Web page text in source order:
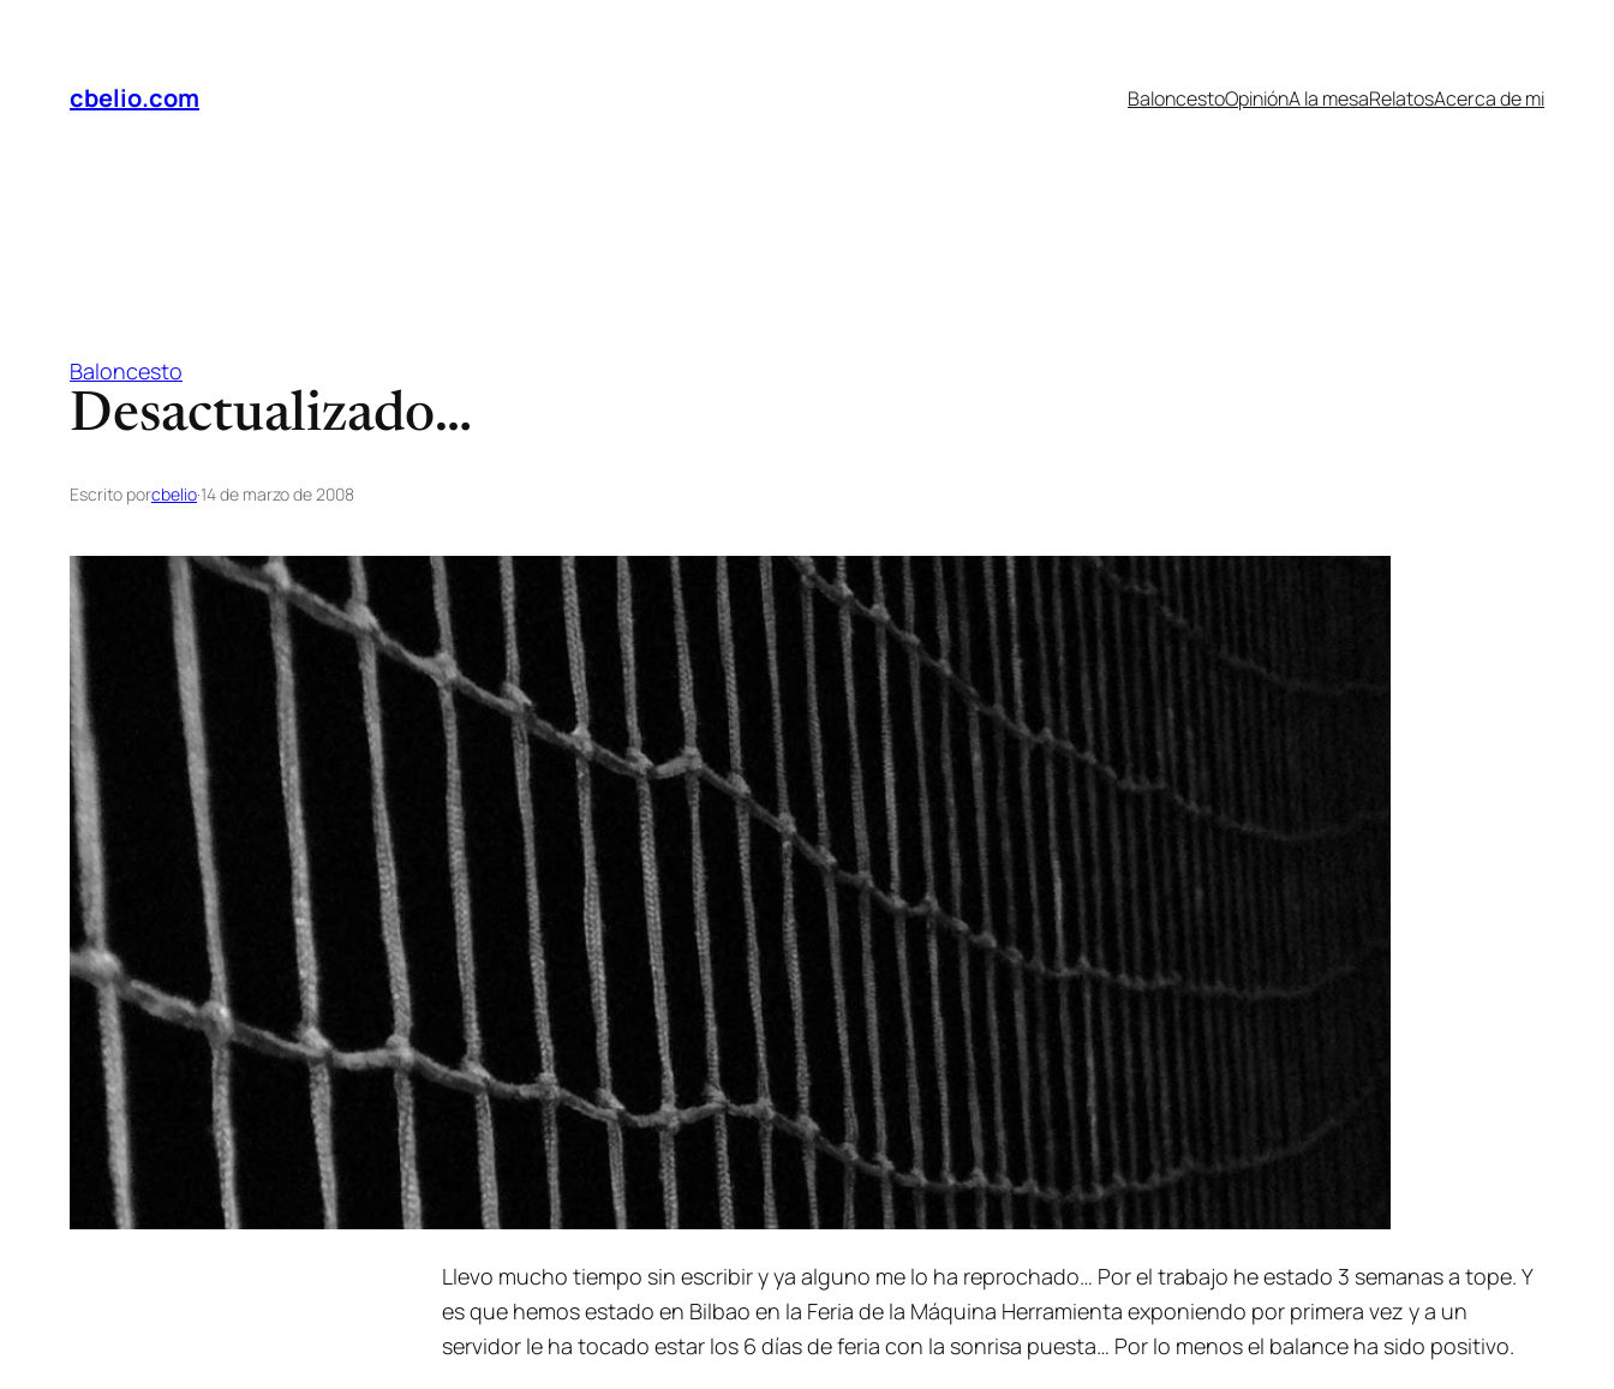
contenidocbelio.com BaloncestoOpiniónA la mesaRelatosAcerca de mi
Baloncesto
Desactualizado…
Escrito porcbelio·14 de marzo de 2008
Llevo mucho tiempo sin escribir y ya alguno me lo ha reprochado… Por el trabajo he estado 3 semanas a tope. Y
es que hemos estado en Bilbao en la Feria de la Máquina Herramienta exponiendo por primera vez y a un
servidor le ha tocado estar los 6 días de feria con la sonrisa puesta… Por lo menos el balance ha sido positivo.